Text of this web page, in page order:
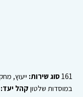
161סוג שירות: ייעוץ,
במוסדות שלטון קהל יעד: